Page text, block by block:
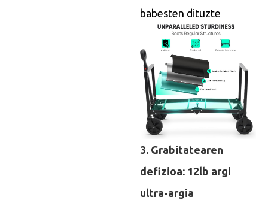
babesten dituzte
3. Grabitatearen
defizioa: 12lb argi
ultra-argia